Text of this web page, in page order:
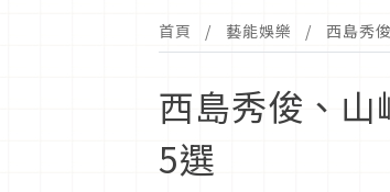
首頁 藝能娛樂 西島秀
西島秀俊、
5選